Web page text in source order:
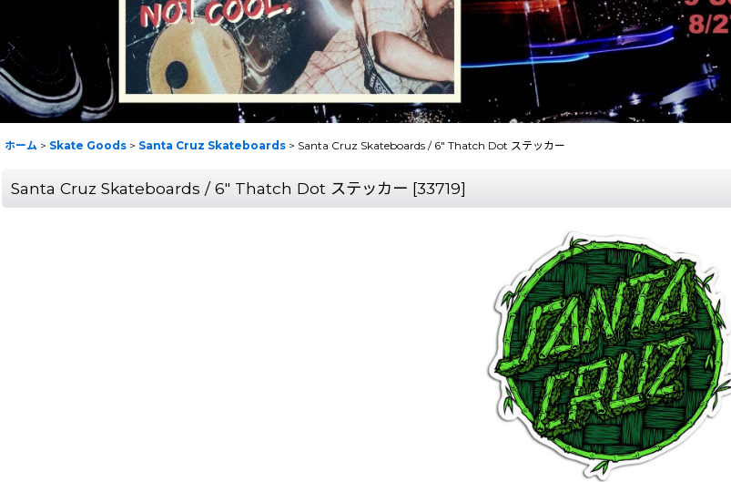
ホーム > Skate Goods > Santa Cruz Skateboards > Santa Cruz Skateboards / 6" Thatch Dot ステッカー
Santa Cruz Skateboards / 6" Thatch Dot ステッカー [33719]